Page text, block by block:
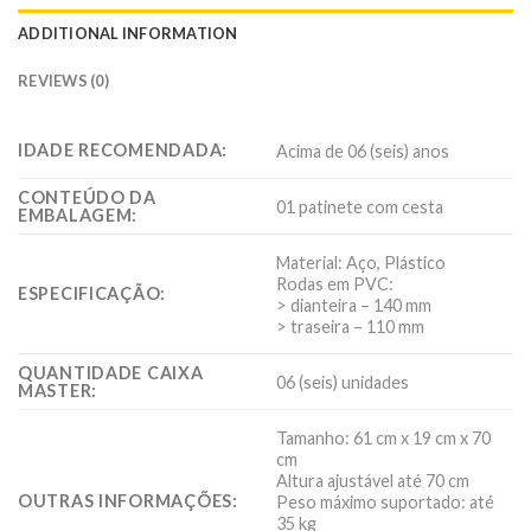
ADDITIONAL INFORMATION
REVIEWS (0)
IDADE RECOMENDADA: Acima de 06 (seis) anos
CONTEÚDO DA
EMBALAGEM:
01 patinete com cesta
ESPECIFICAÇÃO:
Material: Aço, Plástico
Rodas em PVC:
> dianteira – 140 mm
> traseira – 110 mm
QUANTIDADE CAIXA
MASTER:
06 (seis) unidades
OUTRAS INFORMAÇÕES:
Tamanho: 61 cm x 19 cm x 70
cm
Altura ajustável até 70 cm
Peso máximo suportado: até
35 kg